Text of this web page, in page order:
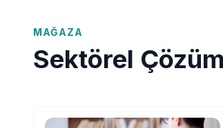
MAĞAZA
Sektörel